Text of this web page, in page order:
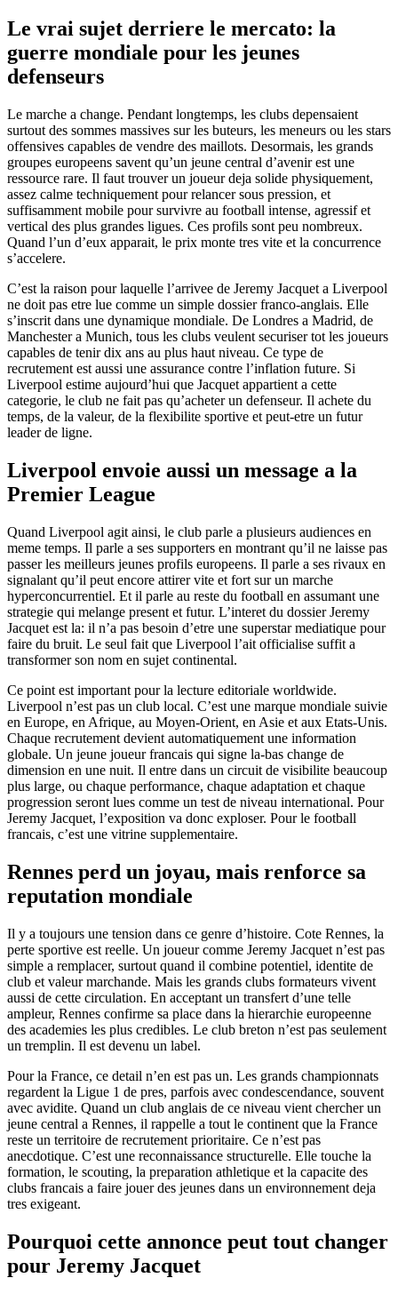
Le vrai sujet derriere le mercato: la
guerre mondiale pour les jeunes
defenseurs
Le marche a change. Pendant longtemps, les clubs depensaient
surtout des sommes massives sur les buteurs, les meneurs ou les stars
offensives capables de vendre des maillots. Desormais, les grands
groupes europeens savent qu’un jeune central d’avenir est une
ressource rare. Il faut trouver un joueur deja solide physiquement,
assez calme techniquement pour relancer sous pression, et
suffisamment mobile pour survivre au football intense, agressif et
vertical des plus grandes ligues. Ces profils sont peu nombreux.
Quand l’un d’eux apparait, le prix monte tres vite et la concurrence
s’accelere.
C’est la raison pour laquelle l’arrivee de Jeremy Jacquet a Liverpool
ne doit pas etre lue comme un simple dossier franco-anglais. Elle
s’inscrit dans une dynamique mondiale. De Londres a Madrid, de
Manchester a Munich, tous les clubs veulent securiser tot les joueurs
capables de tenir dix ans au plus haut niveau. Ce type de
recrutement est aussi une assurance contre l’inflation future. Si
Liverpool estime aujourd’hui que Jacquet appartient a cette
categorie, le club ne fait pas qu’acheter un defenseur. Il achete du
temps, de la valeur, de la flexibilite sportive et peut-etre un futur
leader de ligne.
Liverpool envoie aussi un message a la
Premier League
Quand Liverpool agit ainsi, le club parle a plusieurs audiences en
meme temps. Il parle a ses supporters en montrant qu’il ne laisse pas
passer les meilleurs jeunes profils europeens. Il parle a ses rivaux en
signalant qu’il peut encore attirer vite et fort sur un marche
hyperconcurrentiel. Et il parle au reste du football en assumant une
strategie qui melange present et futur. L’interet du dossier Jeremy
Jacquet est la: il n’a pas besoin d’etre une superstar mediatique pour
faire du bruit. Le seul fait que Liverpool l’ait officialise suffit a
transformer son nom en sujet continental.
Ce point est important pour la lecture editoriale worldwide.
Liverpool n’est pas un club local. C’est une marque mondiale suivie
en Europe, en Afrique, au Moyen-Orient, en Asie et aux Etats-Unis.
Chaque recrutement devient automatiquement une information
globale. Un jeune joueur francais qui signe la-bas change de
dimension en une nuit. Il entre dans un circuit de visibilite beaucoup
plus large, ou chaque performance, chaque adaptation et chaque
progression seront lues comme un test de niveau international. Pour
Jeremy Jacquet, l’exposition va donc exploser. Pour le football
francais, c’est une vitrine supplementaire.
Rennes perd un joyau, mais renforce sa
reputation mondiale
Il y a toujours une tension dans ce genre d’histoire. Cote Rennes, la
perte sportive est reelle. Un joueur comme Jeremy Jacquet n’est pas
simple a remplacer, surtout quand il combine potentiel, identite de
club et valeur marchande. Mais les grands clubs formateurs vivent
aussi de cette circulation. En acceptant un transfert d’une telle
ampleur, Rennes confirme sa place dans la hierarchie europeenne
des academies les plus credibles. Le club breton n’est pas seulement
un tremplin. Il est devenu un label.
Pour la France, ce detail n’en est pas un. Les grands championnats
regardent la Ligue 1 de pres, parfois avec condescendance, souvent
avec avidite. Quand un club anglais de ce niveau vient chercher un
jeune central a Rennes, il rappelle a tout le continent que la France
reste un territoire de recrutement prioritaire. Ce n’est pas
anecdotique. C’est une reconnaissance structurelle. Elle touche la
formation, le scouting, la preparation athletique et la capacite des
clubs francais a faire jouer des jeunes dans un environnement deja
tres exigeant.
Pourquoi cette annonce peut tout changer
pour Jeremy Jacquet